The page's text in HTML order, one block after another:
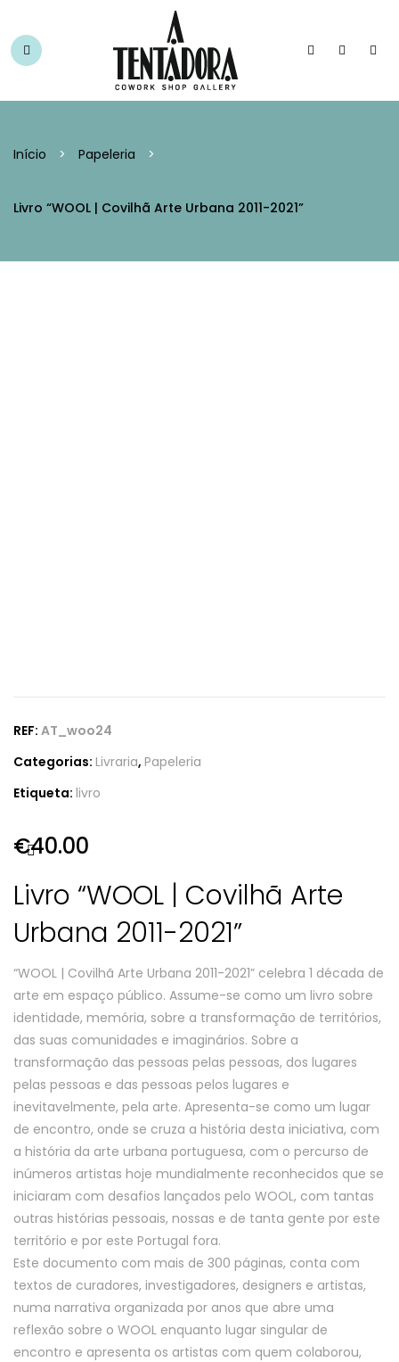
Início > Papeleria >
Livro “WOOL | Covilhã Arte Urbana 2011-2021”
REF: AT_woo24
Categorias: Livraria, Papeleria
Etiqueta: livro
€40.00
Livro “WOOL | Covilhã Arte
Urbana 2011-2021”
“WOOL | Covilhã Arte Urbana 2011-2021” celebra 1 década de
arte em espaço público. Assume-se como um livro sobre
identidade, memória, sobre a transformação de territórios,
das suas comunidades e imaginários. Sobre a
transformação das pessoas pelas pessoas, dos lugares
pelas pessoas e das pessoas pelos lugares e
inevitavelmente, pela arte. Apresenta-se como um lugar
de encontro, onde se cruza a história desta iniciativa, com
a história da arte urbana portuguesa, com o percurso de
inúmeros artistas hoje mundialmente reconhecidos que se
iniciaram com desafios lançados pelo WOOL, com tantas
outras histórias pessoais, nossas e de tanta gente por este
território e por este Portugal fora.
Este documento com mais de 300 páginas, conta com
textos de curadores, investigadores, designers e artistas,
numa narrativa organizada por anos que abre uma
reflexão sobre o WOOL enquanto lugar singular de
encontro e apresenta os artistas com quem colaborou,